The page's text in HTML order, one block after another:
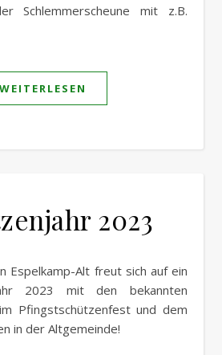
Schlemmerscheune mit z.B.
WEITERLESEN
2023
2023 mit den bekannten
Pfingstschützenfest und dem
in der Altgemeinde!